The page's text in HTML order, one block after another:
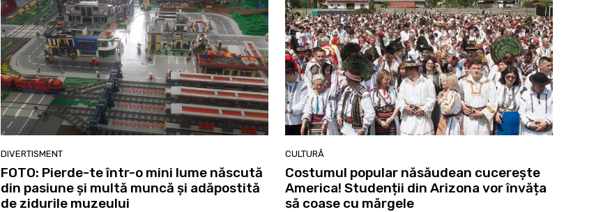
DIVERTISMENT
FOTO: Pierde-te într-o mini lume născută
din pasiune și multă muncă și adăpostită
de zidurile muzeului
CULTURĂ
Costumul popular năsăudean cucerește
America! Studenții din Arizona vor învăța
să coase cu mărgele